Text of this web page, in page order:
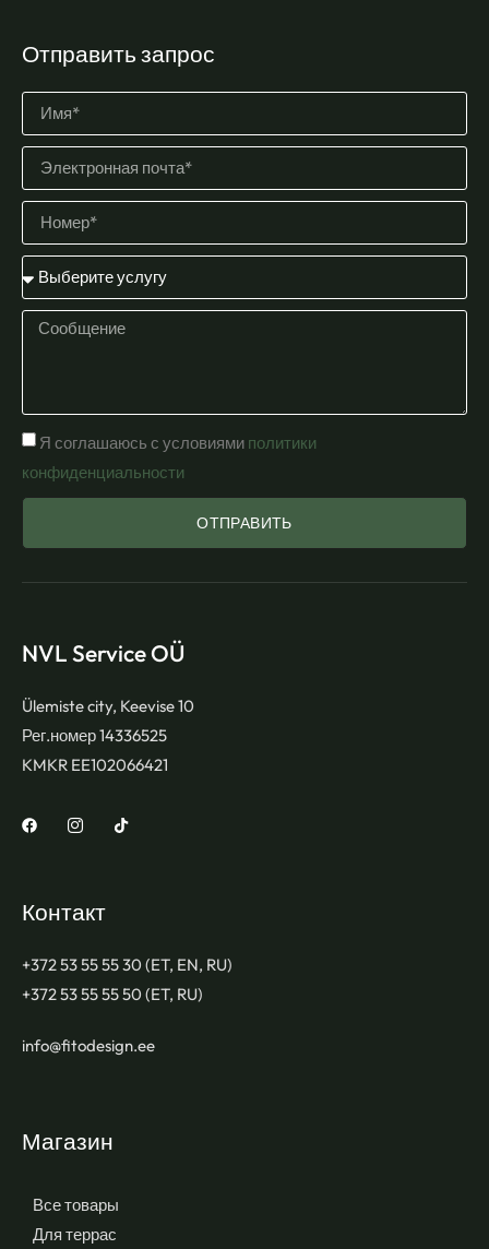
Отправить запрос
Я соглашаюсь с условиями политики
конфиденциальности
ОТПРАВИТЬ
NVL Service OÜ
Ülemiste city, Keevise 10
Рег.номер 14336525
KMKR EE102066421
Контакт
+372 53 55 55 30 (ET, EN, RU)
+372 53 55 55 50 (ET, RU)
info@fitodesign.ee
Магазин
Все товары
Для террас